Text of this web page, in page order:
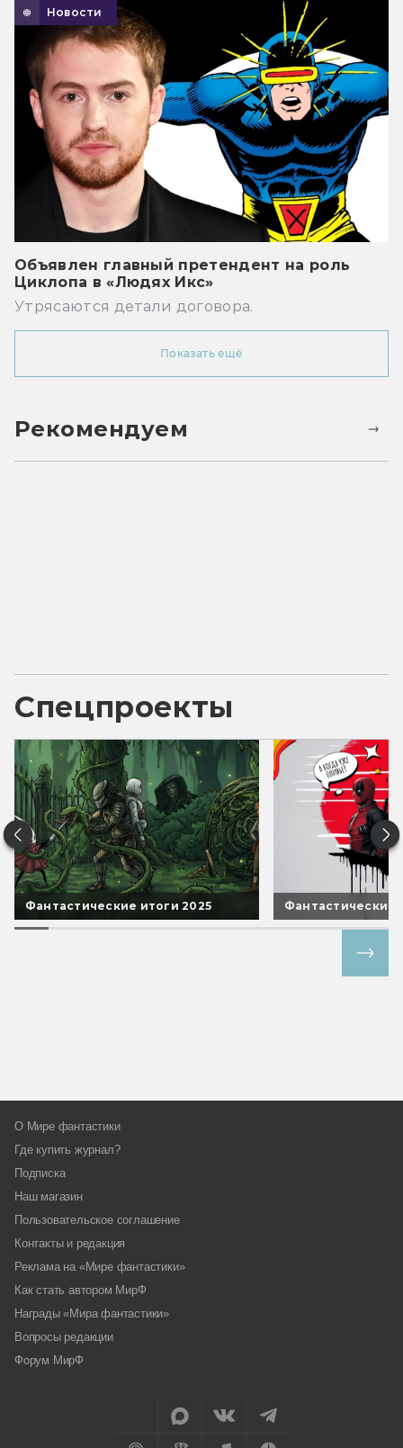
Новости
Объявлен главный претендент на роль
Циклопа в «Людях Икс»
Утрясаются детали договора.
Показать ещё
Рекомендуем
Спецпроекты
Фантастические итоги 2025 Фантастические
О Мире фантастики
Где купить журнал?
Подписка
Наш магазин
Пользовательское соглашение
Контакты и редакция
Реклама на «Мире фантастики»
Как стать автором МирФ
Награды «Мира фантастики»
Вопросы редакции
Форум МирФ